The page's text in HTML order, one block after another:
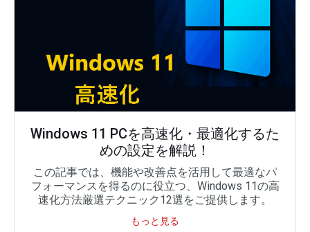
Windows 11 PCを高速化・最適化するた
めの設定を解説！
この記事では、機能や改善点を活用して最適なパ
フォーマンスを得るのに役立つ、Windows 11の高
速化方法厳選テクニック12選をご提供します。
もっと見る